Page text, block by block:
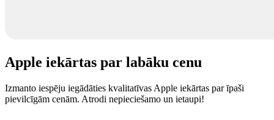
Apple iekārtas par labāku cenu
Izmanto iespēju iegādāties kvalitatīvas Apple iekārtas par īpaši
pievilcīgām cenām. Atrodi nepieciešamo un ietaupi!